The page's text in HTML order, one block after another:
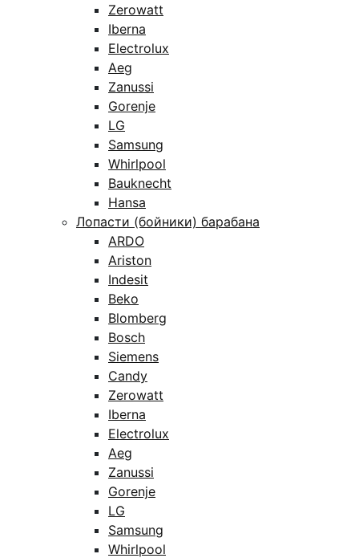
Zerowatt
Iberna
Electrolux
Aeg
Zanussi
Gorenje
LG
Samsung
Whirlpool
Bauknecht
Hansa
Лопасти (бойники) барабана
ARDO
Ariston
Indesit
Beko
Blomberg
Bosch
Siemens
Candy
Zerowatt
Iberna
Electrolux
Aeg
Zanussi
Gorenje
LG
Samsung
Whirlpool